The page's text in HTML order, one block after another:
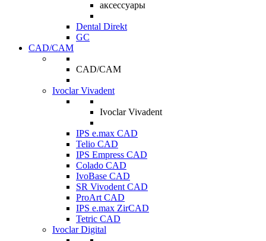
аксессуары
Dental Direkt
GC
CAD/CAM
CAD/CAM
Ivoclar Vivadent
Ivoclar Vivadent
IPS e.max CAD
Telio CAD
IPS Empress CAD
Colado CAD
IvoBase CAD
SR Vivodent CAD
ProArt CAD
IPS e.max ZirCAD
Tetric CAD
Ivoclar Digital